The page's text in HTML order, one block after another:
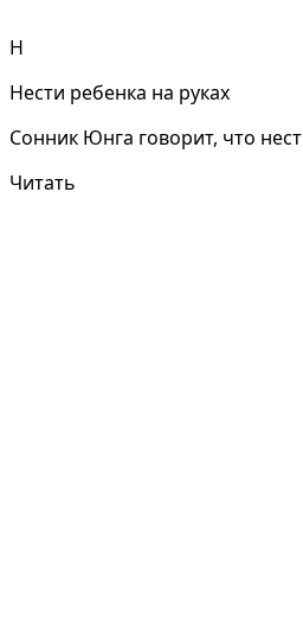
Н
Нести ребенка на руках
Сонник Юнга говорит, что
Читать